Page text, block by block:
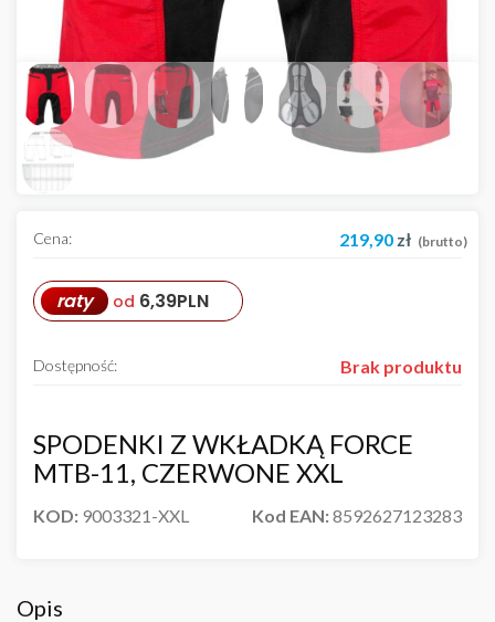
SPODENKI Z WKŁADKĄ FORCE
MTB-11, CZERWONE XXL
KOD: 9003321-XXL Kod EAN:8592627123283
Cena: 219,90 zł (brutto)
raty od 6,39PLN
Dostępność: Brak produktu
Opis